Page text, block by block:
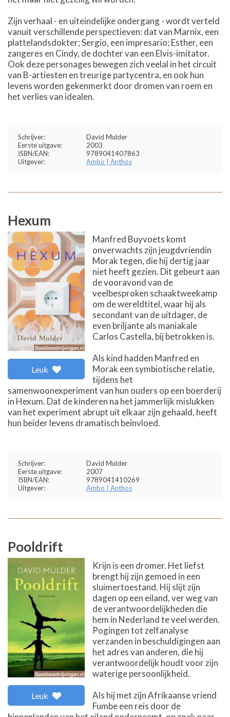
Zijn verhaal - en uiteindelijke ondergang - wordt verteld
vanuit verschillende perspectieven: dat van Marnix, een
plattelandsdokter; Sergio, een impresario; Esther, een
zangeres en Cindy, de dochter van een Elvis-imitator.
Ook deze personages bewegen zich veelal in het circuit
van B-artiesten en treurige partycentra, en ook hun
levens worden gekenmerkt door dromen van roem en
het verlies van idealen.
Schrijver:
David Mulder
Eerste uitgave:
2003
ISBN/EAN:
9789041407863
Uitgever:
Ambo | Anthos
Hexum
Leuk
Manfred Buyvoets komt
onverwachts zijn jeugdvriendin
Morak tegen, die hij dertig jaar
niet heeft gezien. Dit gebeurt aan
de vooravond van de
veelbesproken schaaktweekamp
om de wereldtitel, waar hij als
secondant van de uitdager, de
even briljante als maniakale
Carlos Castella, bij betrokken is.
Als kind hadden Manfred en
Morak een symbiotische relatie,
tijdens het
samenwoonexperiment van hun ouders op een boerderij
in Hexum. Dat de kinderen na het jammerlijk mislukken
van het experiment abrupt uit elkaar zijn gehaald, heeft
hun beider levens dramatisch beïnvloed.
Schrijver:
David Mulder
Eerste uitgave:
2007
ISBN/EAN:
9789041410269
Uitgever:
Ambo | Anthos
Pooldrift
Leuk
Krijn is een dromer. Het liefst
brengt hij zijn gemoed in een
sluimertoestand. Hij slijt zijn
dagen op een eiland, ver weg van
de verantwoordelijkheden die
hem in Nederland te veel werden.
Pogingen tot zelfanalyse
verzanden in beschuldigingen aan
het adres van anderen, die hij
verantwoordelijk houdt voor zijn
waterige persoonlijkheid.
Als hij met zijn Afrikaanse vriend
Fumbe een reis door de